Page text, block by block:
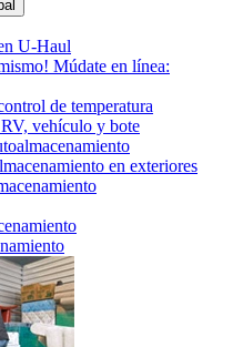
U-Haul
Múdate en línea:
de temperatura
vehículo y bote
en exteriores